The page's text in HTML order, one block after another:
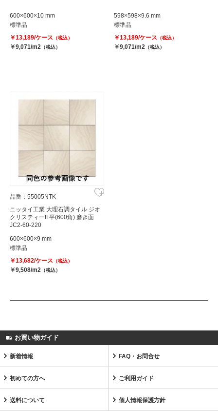
600×600×10 mm
標準品
￥13,189/ケース （税込）
￥9,071/m2 （税込）
598×598×9.6 mm
標準品
￥13,189/ケース （税込）
￥9,071/m2 （税込）
品番：55005NTK
ニッタイ工業 大理石調タイル ジオ
クリスティーII 平(600角) 磨き面
JC2-60-220
600×600×9 mm
標準品
￥13,682/ケース （税込）
￥9,508/m2 （税込）
お買い物ガイド
新着情報 FAQ・お問合せ
初めての方へ ご利用ガイド
送料について 個人情報保護方針